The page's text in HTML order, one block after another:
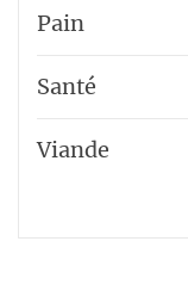
Pain
Santé
Viande